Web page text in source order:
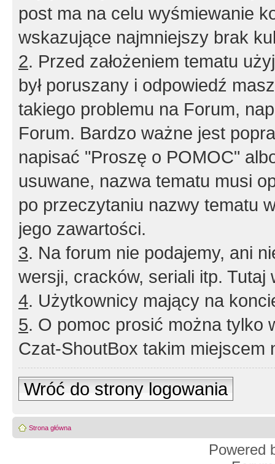
post ma na celu wyśmiewanie
wskazujące najmniejszy brak
2. Przed założeniem tematu
był poruszany i odpowiedź
takiego problemu na Forum,
Forum. Bardzo ważne jest
napisać "Proszę o POMOC"
usuwane, nazwa tematu musi
po przeczytaniu nazwy tematu
jego zawartości.
3. Na forum nie podajemy, ani
wersji, cracków, seriali itp. Tutaj
4. Użytkownicy mający na
5. O pomoc prosić można tylko
Czat-ShoutBox takim miejscem
Wróć do strony logowania
Strona główna
Powered